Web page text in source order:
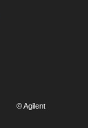
© Agilent